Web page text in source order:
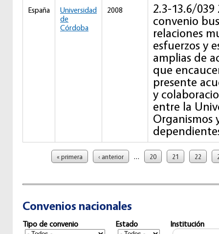
España
Universidad
de
Córdoba
2008
2.3-13.6/039
convenio
relaciones
esfuerzos y
amplias de
que
presente
y
entre la
Organismos
Páginas« primera ‹ anterior … 20 21 22
Convenios nacionales
Tipo de convenio Estado Institución